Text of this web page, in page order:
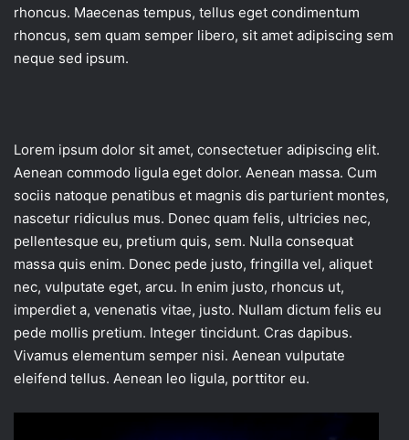
rhoncus. Maecenas tempus, tellus eget condimentum
rhoncus, sem quam semper libero, sit amet adipiscing sem
neque sed ipsum.
Lorem ipsum dolor sit amet, consectetuer adipiscing elit.
Aenean commodo ligula eget dolor. Aenean massa. Cum
sociis natoque penatibus et magnis dis parturient montes,
nascetur ridiculus mus. Donec quam felis, ultricies nec,
pellentesque eu, pretium quis, sem. Nulla consequat
massa quis enim. Donec pede justo, fringilla vel, aliquet
nec, vulputate eget, arcu. In enim justo, rhoncus ut,
imperdiet a, venenatis vitae, justo. Nullam dictum felis eu
pede mollis pretium. Integer tincidunt. Cras dapibus.
Vivamus elementum semper nisi. Aenean vulputate
eleifend tellus. Aenean leo ligula, porttitor eu.